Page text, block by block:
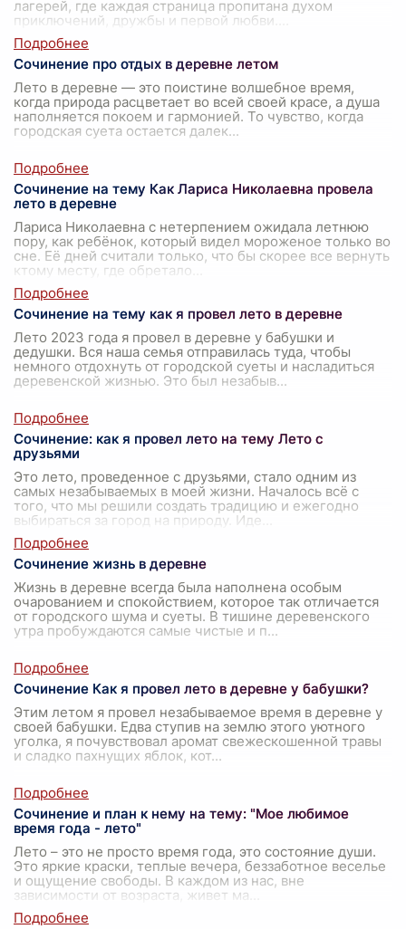
лагерей, где каждая страница пропитана духом
приключений, дружбы и первой любви.
Сочинение про отдых в деревне летом
Лето в деревне — это поистине волшебное время,
когда природа расцветает во всей своей красе, а душа
наполняется покоем и гармонией. То чувство, когда
городская суета остается далек...
Сочинение на тему Как Лариса Николаевна провела
лето в деревне
Лариса Николаевна с нетерпением ожидала летнюю
пору, как ребёнок, который видел мороженое только во
сне. Её дней считали только, что бы скорее все вернуть
ктому месту, где обретало
Сочинение на тему как я провел лето в деревне
Лето 2023 года я провел в деревне у бабушки и
дедушки. Вся наша семья отправилась туда, чтобы
немного отдохнуть от городской суеты и насладиться
деревенской жизнью. Это был незабыв...
Сочинение: как я провел лето на тему Лето с
друзьями
Это лето, проведенное с друзьями, стало одним из
самых незабываемых в моей жизни. Началось всё с
того, что мы решили создать традицию и ежегодно
выбираться за город на природу. Иде
Сочинение жизнь в деревне
Жизнь в деревне всегда была наполнена особым
очарованием и спокойствием, которое так отличается
от городского шума и суеты. В тишине деревенского
утра пробуждаются самые чистые и п...
Сочинение Как я провел лето в деревне у бабушки?
Этим летом я провел незабываемое время в деревне у
своей бабушки. Едва ступив на землю этого уютного
уголка, я почувствовал аромат свежескошенной травы
и сладко пахнущих яблок, кот...
Сочинение и план к нему на тему: "Мое любимое
время года - лето"
Лето – это не просто время года, это состояние души.
Это яркие краски, теплые вечера, беззаботное веселье
и ощущение свободы. В каждом из нас, вне
зависимости от возраста, живет ма